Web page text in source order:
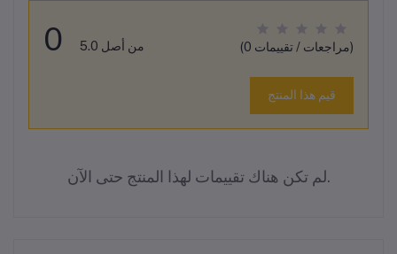
0 من أصل 5.0 (0 مراجعات / تقييمات)
قيم هذا المنتج
لم تكن هناك تقييمات لهذا المنتج حتى الآن.